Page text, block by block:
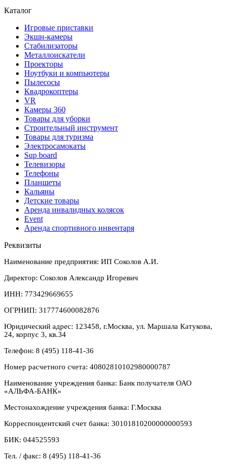
Каталог
Игровые приставки
Экшн-камеры
Стабилизаторы
Металлоискатели
Проекторы
Ноутбуки и компьютеры
Пылесосы
Квадрокоптеры
VR
Камеры 360
Товары для уборки
Строительный инструмент
Товары для туризма
Электросамокаты
Sup board
Телевизоры
Телефоны
Планшеты
Кальяны
Детские товары
Аренда инвалидных колясок
Event
Аренда спортивного инвентаря
Реквизиты
Наименование предприятия: ИП Соколов А.И.
Директор: Соколов Александр Игоревич
ИНН: 773429669655
ОГРНИП: 317774600082876
Юридический адрес: 123458, г.Москва, ул. Маршала Катукова,
24, корпус 3, кв.34
Телефон: 8 (495) 118-41-36
Номер расчетного счета: 40802810102980000787
Наименование учреждения банка: Банк получателя ОАО
«АЛЬФА-БАНК»
Местонахождение учреждения банка: Г.Москва
Корреспондентский счет банка: 30101810200000000593
БИК: 044525593
Тел. / факс: 8 (495) 118-41-36